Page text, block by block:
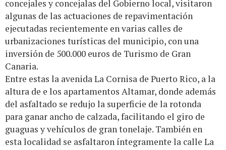
concejales y concejalas del Gobierno local, visitaron
algunas de las actuaciones de repavimentación
ejecutadas recientemente en varias calles de
urbanizaciones turísticas del municipio, con una
inversión de 500.000 euros de Turismo de Gran
Canaria.
Entre estas la avenida La Cornisa de Puerto Rico, a la
altura de e los apartamentos Altamar, donde además
del asfaltado se redujo la superficie de la rotonda
para ganar ancho de calzada, facilitando el giro de
guaguas y vehículos de gran tonelaje. También en
esta localidad se asfaltaron íntegramente la calle La